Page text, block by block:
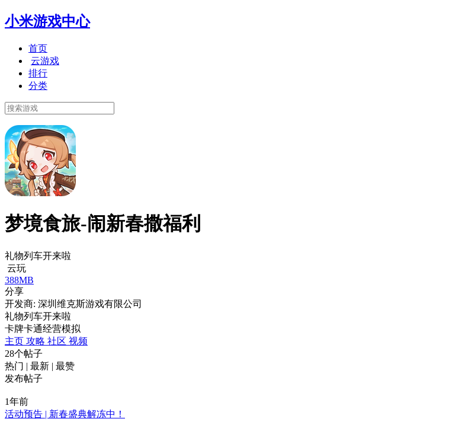
小米游戏中心
首页
云游戏
排行
分类
梦境食旅-闹新春撒福利
礼物列车开来啦
云玩
388MB
分享
开发商: 深圳维克斯游戏有限公司
礼物列车开来啦
卡牌卡通经营模拟
主页 攻略 社区 视频
28个帖子
热门 | 最新 | 最赞
发布帖子
1年前
活动预告 | 新春盛典解冻中！